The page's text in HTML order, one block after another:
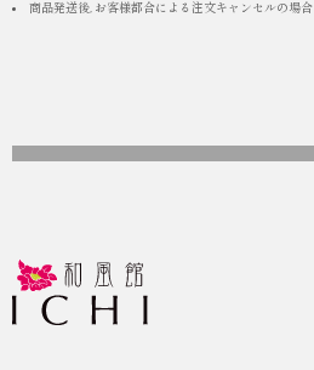
商品発送後, お客様都合による注文キャンセルの場合